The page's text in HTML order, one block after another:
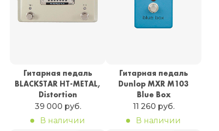
Гитарная педаль
BLACKSTAR HT-METAL,
Distortion
39 000 руб.
В наличии
Гитарная педаль
Dunlop MXR M103
Blue Box
11 260 руб.
В наличии